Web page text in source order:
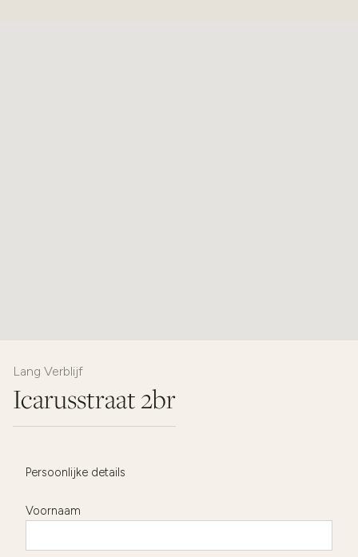
Lang Verblijf
Icarusstraat 2br
Persoonlijke details
Voornaam